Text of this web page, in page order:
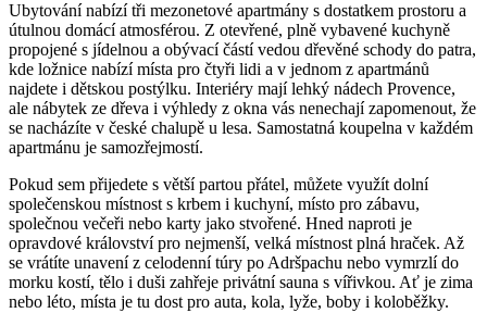
Ubytování nabízí tři mezonetové apartmány s dostatkem prostoru a
útulnou domácí atmosférou. Z otevřené, plně vybavené kuchyně
propojené s jídelnou a obývací částí vedou dřevěné schody do patra,
kde ložnice nabízí místa pro čtyři lidi a v jednom z apartmánů
najdete i dětskou postýlku. Interiéry mají lehký nádech Provence,
ale nábytek ze dřeva i výhledy z okna vás nenechají zapomenout, že
se nacházíte v české chalupě u lesa. Samostatná koupelna v každém
apartmánu je samozřejmostí.
Pokud sem přijedete s větší partou přátel, můžete využít dolní
společenskou místnost s krbem i kuchyní, místo pro zábavu,
společnou večeři nebo karty jako stvořené. Hned naproti je
opravdové království pro nejmenší, velká místnost plná hraček. Až
se vrátíte unavení z celodenní túry po Adršpachu nebo vymrzlí do
morku kostí, tělo i duši zahřeje privátní sauna s vířivkou. Ať je zima
nebo léto, místa je tu dost pro auta, kola, lyže, boby i koloběžky.